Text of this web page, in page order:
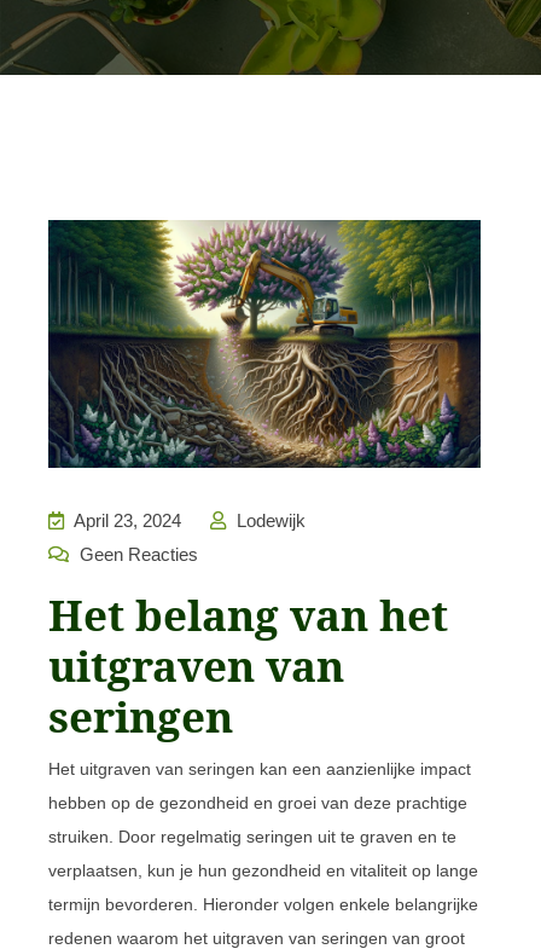
April 23, 2024
Lodewijk
Geen Reacties
Het belang van het
uitgraven van
seringen
Het uitgraven van seringen kan een aanzienlijke impact
hebben op de gezondheid en groei van deze prachtige
struiken. Door regelmatig seringen uit te graven en te
verplaatsen, kun je hun gezondheid en vitaliteit op lange
termijn bevorderen. Hieronder volgen enkele belangrijke
redenen waarom het uitgraven van seringen van groot